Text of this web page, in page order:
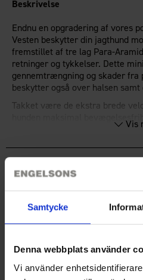
Samtycke
Denna webbplats använder
Vi använder
Beskrivelse
Endnu en opgradering af vores
Vesten beskytter din jagthund
fremstillet af tre lag Para-
retninger og tykkelser. Dette
gennemtrængning og skader fra
beskytter også over halsen
Takket være de ekstra brede
tage af og på. Kraftige 3M
Rustfrie, kraftige trykknapper.
hundepejling.
Her får du meget beskyttelse for
Størrelser (A) Nakke (B)
XS
32-37 cm 50-53 cm
Vis
Du har måske også